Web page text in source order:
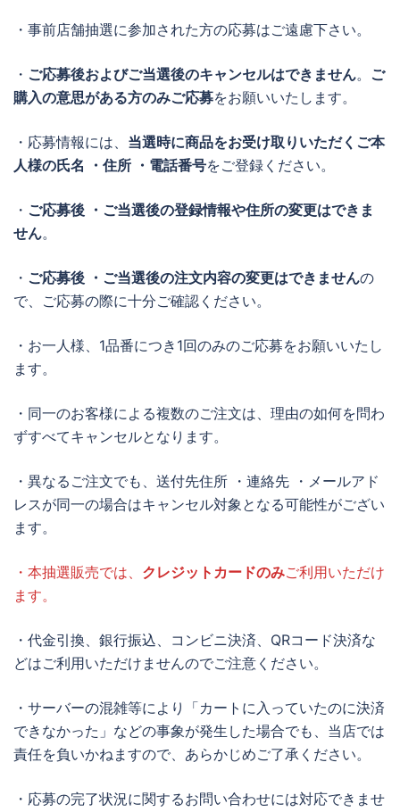
・事前店舗抽選に参加された方の応募はご遠慮下さい。
・ ご応募後およびご当選後のキャンセルはできません。 ご
購入の意思がある方のみご応募をお願いいたします。
・応募情報には、 当選時に商品をお受け取りいただくご本
人様の氏名 ・住所 ・電話番号をご登録ください。
・ ご応募後 ・ご当選後の登録情報や住所の変更はできま
せん。
・ ご応募後 ・ご当選後の注文内容の変更はできませんの
で、ご応募の際に十分ご確認ください。
・お一人様、1品番につき1回のみのご応募をお願いいたし
ます。
・同一のお客様による複数のご注文は、理由の如何を問わ
ずすべてキャンセルとなります。
・異なるご注文でも、送付先住所 ・連絡先 ・メールアド
レスが同一の場合はキャンセル対象となる可能性がござい
ます。
・本抽選販売では、 クレジットカードのみご利用いただけ
ます。
・代金引換、銀行振込、コンビニ決済、QRコード決済な
どはご利用いただけませんのでご注意ください。
・サーバーの混雑等により「カートに入っていたのに決済
できなかった」などの事象が発生した場合でも、当店では
責任を負いかねますので、あらかじめご了承ください。
・応募の完了状況に関するお問い合わせには対応できませ